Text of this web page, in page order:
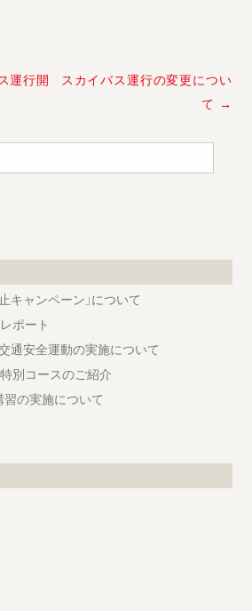
運行開
スカイバス運行の変更につい
て →
キャンペーン」について
ポート
通安全運動の実施について
特別コースのご紹介
の実施について